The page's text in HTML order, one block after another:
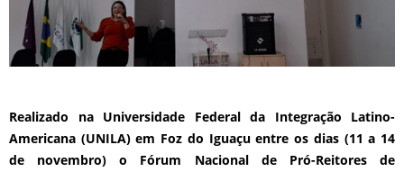
Realizado na Universidade Federal da Integração Latino-
Americana (UNILA) em Foz do Iguaçu entre os dias (11 a 14
de novembro) o Fórum Nacional de Pró-Reitores de